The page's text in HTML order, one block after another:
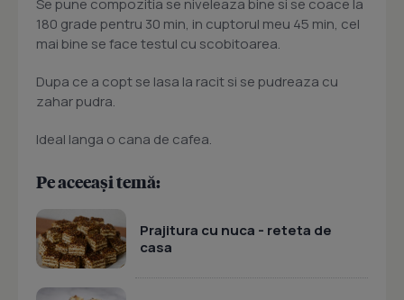
Se pune compozitia se niveleaza bine si se coace la
180 grade pentru 30 min, in cuptorul meu 45 min, cel
mai bine se face testul cu scobitoarea.
Dupa ce a copt se lasa la racit si se pudreaza cu
zahar pudra.
Ideal langa o cana de cafea.
Pe aceeași temă:
Prajitura cu nuca - reteta de
casa